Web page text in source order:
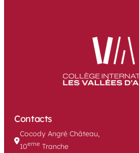
Contacts
Cocody Angré Château,
10eme Tranche